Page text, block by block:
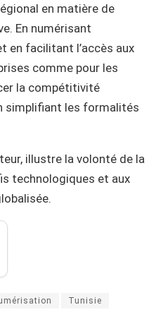
en matière de
En numérisant
en facilitant l’accès aux
comme pour les
la compétitivité
simplifiant les formalités
illustre la volonté de la
technologiques et aux
Tunisie